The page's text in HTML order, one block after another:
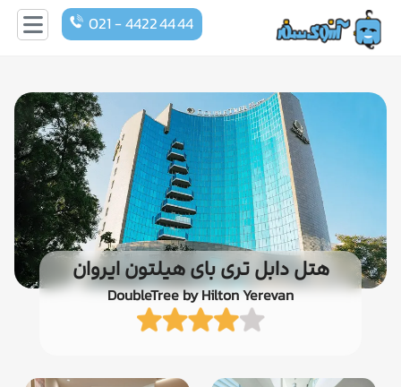
021 - 4422 44 44
هتل دابل تری بای هیلتون ایروان
DoubleTree by Hilton Yerevan